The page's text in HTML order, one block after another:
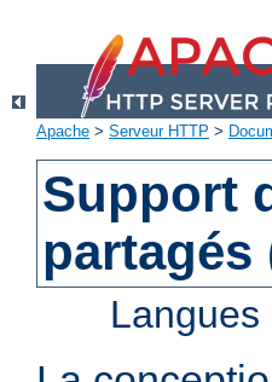
Apache > Serveur HTTP >
Support
partagés
Langues